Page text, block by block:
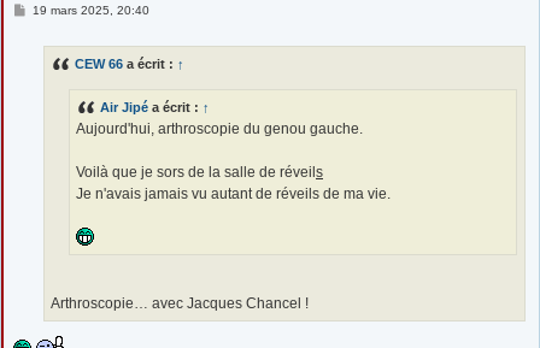
M19 mars 2025, 20:40
CEW 66 a écrit : ↑
Air Jipé a écrit : ↑
Aujourd'hui, arthroscopie du genou gauche.
Voilà que je sors de la salle de réveil s
Je n'avais jamais vu autant de réveils de ma vie.
Arthroscopie… avec Jacques Chancel !